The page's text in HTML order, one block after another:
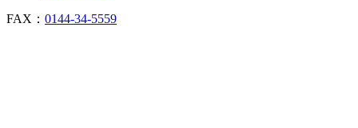
FAX： 0144-34-5559